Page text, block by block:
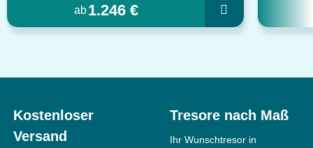
ab1.246 €
Kostenloser
Versand
Tresore nach Maß
Ihr Wunschtresor in